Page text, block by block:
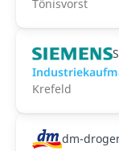
Tönisvorst
Krefeld
dm-